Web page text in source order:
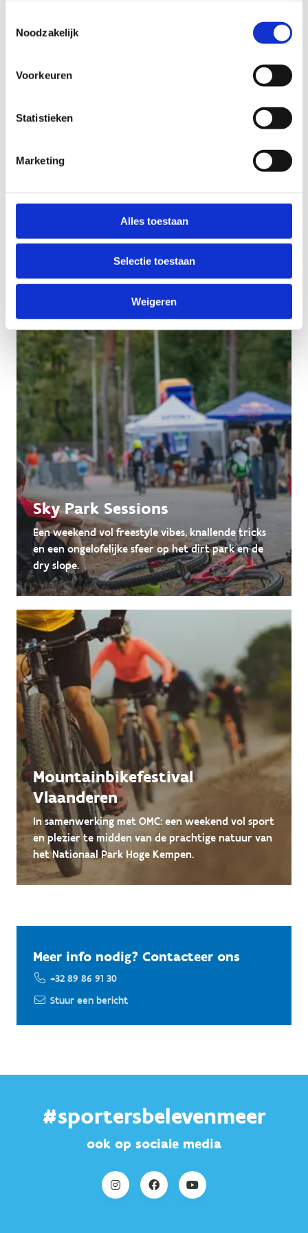
Noodzakelijk
Voorkeuren
Statistieken
Marketing
Alles toestaan
Selectie toestaan
Weigeren
Dirt bike & pumptrack clinics
Een reeks vette clinics voor iedereen die houdt
van snelheid, actie en techniek
Sky Park Sessions
Een weekend vol freestyle vibes, knallende tricks
en een ongelofelijke sfeer op het dirt park en de
dry slope.
Mountainbikefestival
Vlaanderen
In samenwerking met OMC: een weekend vol sport
en plezier te midden van de prachtige natuur van
het Nationaal Park Hoge Kempen.
Meer info nodig? Contacteer ons
+32 89 86 91 30
Stuur een bericht
#sportersbelevenmeer
ook op sociale media